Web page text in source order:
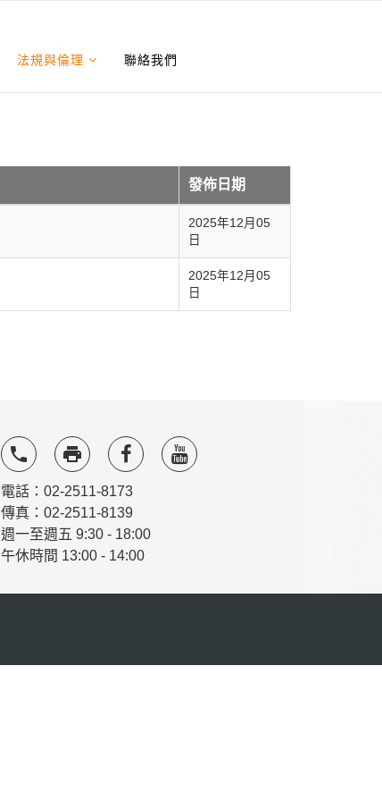
法規與倫理 聯絡我們
發佈日期
2025年12月05
日
2025年12月05
日
local_phone local_printshop
電話：02-2511-8173
傳真：02-2511-8139
週一至週五 9:30 - 18:00
午休時間 13:00 - 14:00